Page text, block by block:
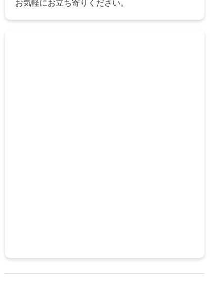
お気軽にお立ち寄りください。